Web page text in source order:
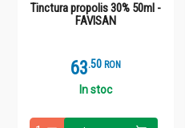
Tinctura propolis 30% 50ml -
FAVISAN
63.5 RON
In stoc